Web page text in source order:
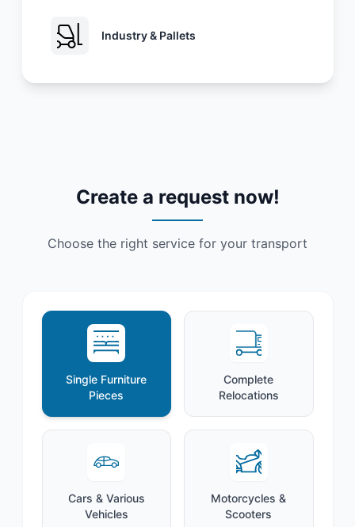
Industry & Pallets
Create a request now!
Choose the right service for your transport
Single Furniture
Pieces
Complete
Relocations
Cars & Various
Vehicles
Motorcycles &
Scooters